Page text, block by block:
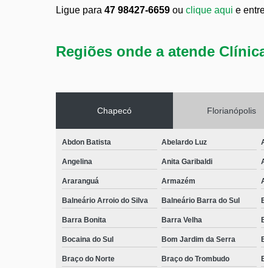
Ligue para 47 98427-6659 ou clique aqui e
Regiões onde a atende
Chapecó Florianópolis
Abdon Batista Abelardo Luz
Angelina Anita Garibaldi
Araranguá Armazém
Balneário Arroio do Silva Balneário Barra do Sul
Barra Bonita Barra Velha
Bocaina do Sul Bom Jardim da Serra
Braço do Norte Braço do Trombudo